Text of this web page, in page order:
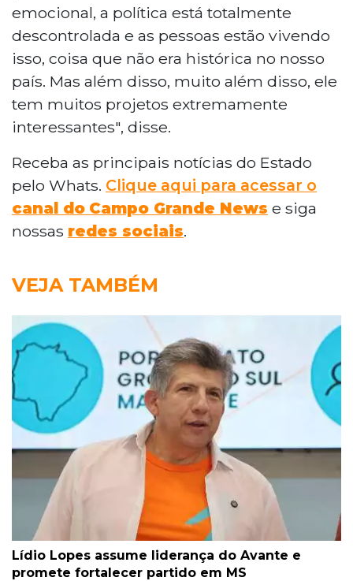
emocional, a política está totalmente
descontrolada e as pessoas estão vivendo
isso, coisa que não era histórica no nosso
país. Mas além disso, muito além disso, ele
tem muitos projetos extremamente
interessantes", disse.
Receba as principais notícias do Estado
pelo Whats. Clique aqui para acessar o
canal do Campo Grande News e siga
nossas redes sociais.
VEJA TAMBÉM
Lídio Lopes assume liderança do Avante e
promete fortalecer partido em MS